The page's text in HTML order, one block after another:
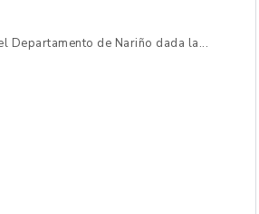
Departamento de Nariño dada la...